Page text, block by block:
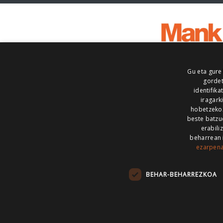
ALEA
MAILOPE NOAUA
Gu eta
hobetzeko.
beste
beharrean
BEHAR-BEHARREZKOA